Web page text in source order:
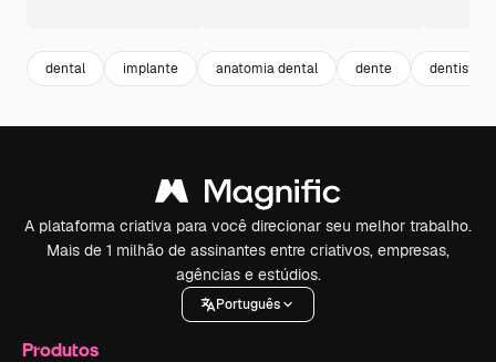
dental implante anatomia dental dente dentistry
A plataforma criativa para você direcionar seu melhor trabalho.
Mais de 1 milhão de assinantes entre criativos, empresas,
agências e estúdios.
Português
Produtos